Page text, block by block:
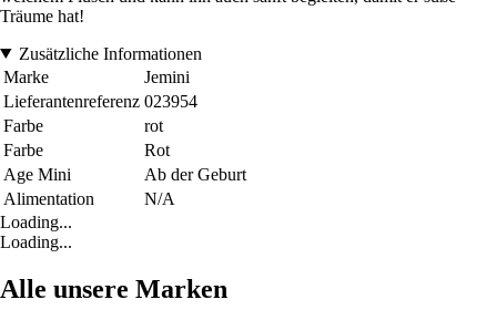
Träume hat!
Zusätzliche Informationen
Marke
Jemini
Lieferantenreferenz 023954
Farbe
rot
Farbe
Rot
Age Mini
Ab der Geburt
Alimentation
N/A
Loading...
Loading...
Alle unsere Marken